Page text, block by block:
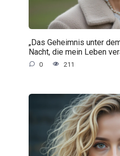
„Das Geheimnis unter
Nacht, die mein Leben
0 211